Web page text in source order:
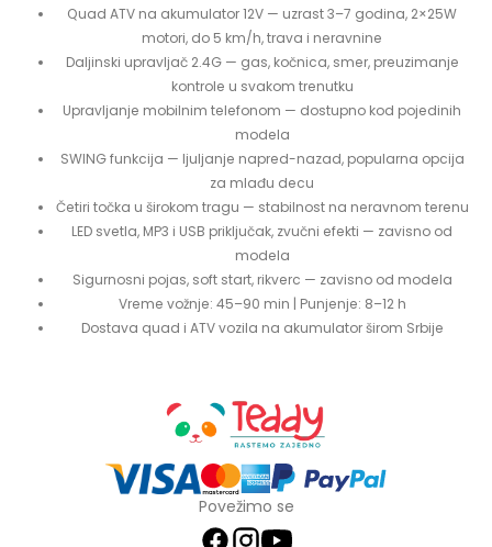
Quad ATV na akumulator 12V — uzrast 3–7 godina, 2×25W
motori, do 5 km/h, trava i neravnine
Daljinski upravljač 2.4G — gas, kočnica, smer, preuzimanje
kontrole u svakom trenutku
Upravljanje mobilnim telefonom — dostupno kod pojedinih
modela
SWING funkcija — ljuljanje napred-nazad, popularna opcija
za mlađu decu
Četiri točka u širokom tragu — stabilnost na neravnom terenu
LED svetla, MP3 i USB priključak, zvučni efekti — zavisno od
modela
Sigurnosni pojas, soft start, rikverc — zavisno od modela
Vreme vožnje: 45–90 min | Punjenje: 8–12 h
Dostava quad i ATV vozila na akumulator širom Srbije
Povežimo se